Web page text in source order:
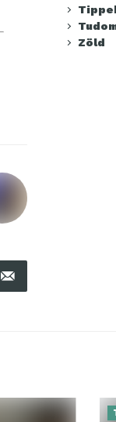
Zöld